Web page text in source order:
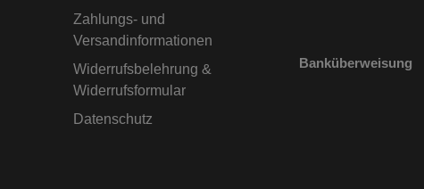
Zahlungs- und
Versandinformationen
Widerrufsbelehrung &
Widerrufsformular
Datenschutz
Banküberweisung